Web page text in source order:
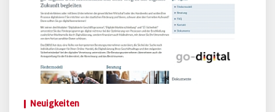
Neuigkeiten